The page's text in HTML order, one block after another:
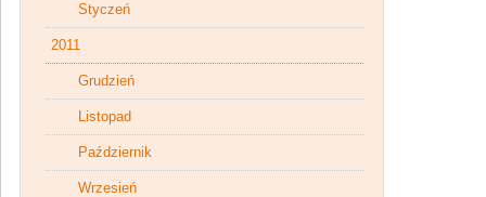
Styczeń
2011
Grudzień
Listopad
Październik
Wrzesień